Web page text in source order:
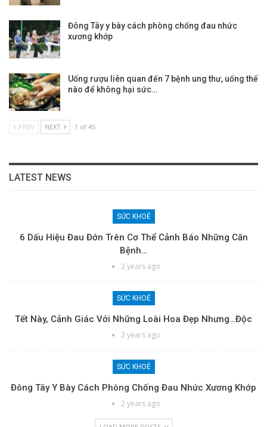
Đông Tây y bày cách phòng chống đau nhức
xương khớp
Uống rượu liên quan đến 7 bệnh ung thư, uống thế
nào để không hại sức…
PREV NEXT 1 of 45
LATEST NEWS
SỨC KHOẺ
6 Dấu Hiệu Đau Đớn Trên Cơ Thể Cảnh Báo Những Căn
Bệnh…
2 years ago
SỨC KHOẺ
Tết Này, Cảnh Giác Với Những Loài Hoa Đẹp Nhưng…độc
2 years ago
SỨC KHOẺ
Đông Tây Y Bày Cách Phòng Chống Đau Nhức Xương Khớp
2 years ago